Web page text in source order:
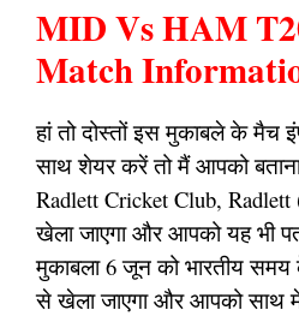
MID Vs HAM
Match
हां तो दोस्तों इस मुकाबले के मैच
साथ शेयर करें तो मैं आपको
Radlett Cricket Club,
खेला जाएगा और आपको यह भी
मुकाबला 6 जून को भारतीय
से खेला जाएगा और आपको साथ में